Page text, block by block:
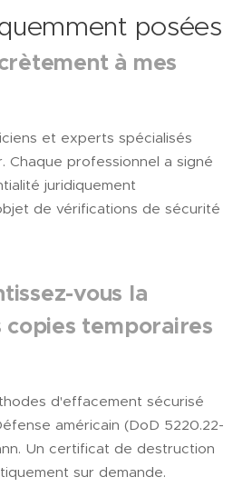
posées
à mes
et experts spécialisés
professionnel a signé
juridiquement
de vérifications de sécurité
vous la
temporaires
d'effacement sécurisé
américain (DoD 5220.22-
Un certificat de destruction
sur demande.